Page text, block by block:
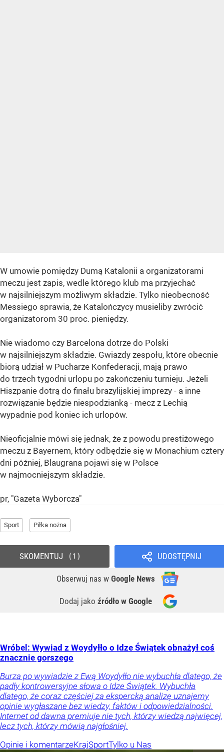
W umowie pomiędzy Dumą Katalonii a organizatorami
meczu jest zapis, wedle którego klub ma przyjechać
w najsilniejszym możliwym składzie. Tylko nieobecność
Messiego sprawia, że Katalończycy musieliby zwrócić
organizatorom 30 proc. pieniędzy.
Nie wiadomo czy Barcelona dotrze do Polski
w najsilniejszym składzie. Gwiazdy zespołu, które obecnie
biorą udział w Pucharze Konfederacji, mają prawo
do trzech tygodni urlopu po zakończeniu turnieju. Jeżeli
Hiszpanie dotrą do finału brazylijskiej imprezy - a inne
rozwiązanie będzie niespodzianką - mecz z Lechią
wypadnie pod koniec ich urlopów.
Nieoficjalnie mówi się jednak, że z powodu prestiżowego
meczu z Bayernem, który odbędzie się w Monachium cztery
dni później, Blaugrana pojawi się w Polsce
w najmocniejszym składzie.
pr, "Gazeta Wyborcza"
Sport Piłka nożna
UDOSTĘPNIJ
Obserwuj nas w Google News
Dodaj jako źródło w Google
SKOMENTUJ 1
Wróbel: Wywiad z Woydyłło o Idze Świątek obnażył coś
znacznie gorszego
Burza po wywiadzie z Ewą Woydyłło nie wybuchła dlatego, że
padły kontrowersyjne słowa o Idze Świątek. Wybuchła
dlatego, że coraz częściej za ekspercką analizę uznajemy
opinie wygłaszane bez wiedzy, faktów i odpowiedzialności.
Internet od dawna premiuje nie tych, którzy wiedzą najwięcej,
lecz tych, którzy mówią najgłośniej.
Opinie i komentarzeKrajSportTylko u Nas